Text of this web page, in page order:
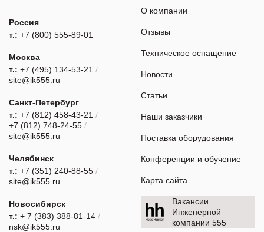
Россия
т.: +7 (800) 555-89-01
Москва
т.: +7 (495) 134-53-21 /
site@ik555.ru
Санкт-Петербург
т.: +7 (812) 458-43-21 /
+7 (812) 748-24-55 /
site@ik555.ru
Челябинск
т.: +7 (351) 240-88-55 /
site@ik555.ru
Новосибирск
т.: + 7 (383) 388-81-14 /
nsk@ik555.ru
О компании
Отзывы
Техническое оснащение
Новости
Статьи
Наши заказчики
Поставка оборудования
Конференции и обучение
Карта сайта
Вакансии
Инженерной
компании 555